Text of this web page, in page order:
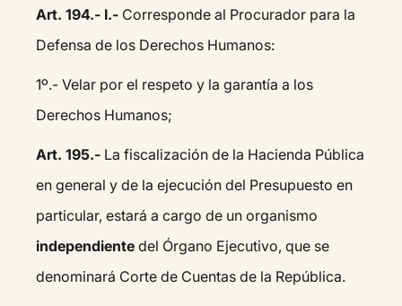
Art. 194.- I.- Corresponde al Procurador para la
Defensa de los Derechos Humanos:
1º.- Velar por el respeto y la garantía a los
Derechos Humanos;
Art. 195.- La fiscalización de la Hacienda Pública
en general y de la ejecución del Presupuesto en
particular, estará a cargo de un organismo
independiente del Órgano Ejecutivo, que se
denominará Corte de Cuentas de la República.